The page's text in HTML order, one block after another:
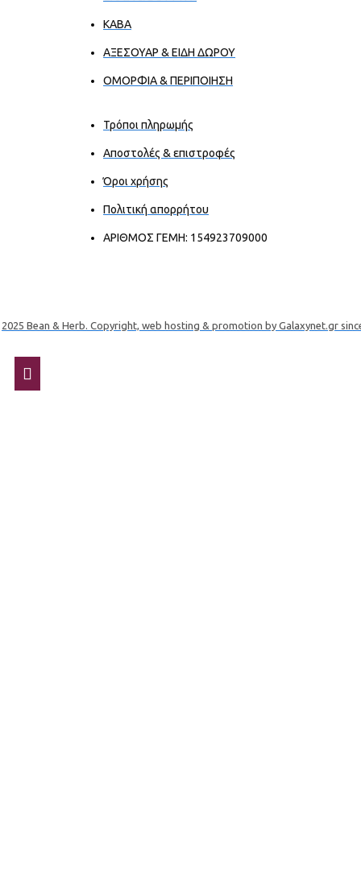
ΚΑΒΑ
ΑΞΕΣΟΥΑΡ & ΕΙΔΗ ΔΩΡΟΥ
ΟΜΟΡΦΙΑ & ΠΕΡΙΠΟΙΗΣΗ
Τρόποι πληρωμής
Αποστολές & επιστροφές
Όροι χρήσης
Πολιτική απορρήτου
ΑΡΙΘΜΟΣ ΓΕΜΗ: 154923709000
2025 Bean & Herb. Copyright, web hosting & promotion by Galaxynet.gr